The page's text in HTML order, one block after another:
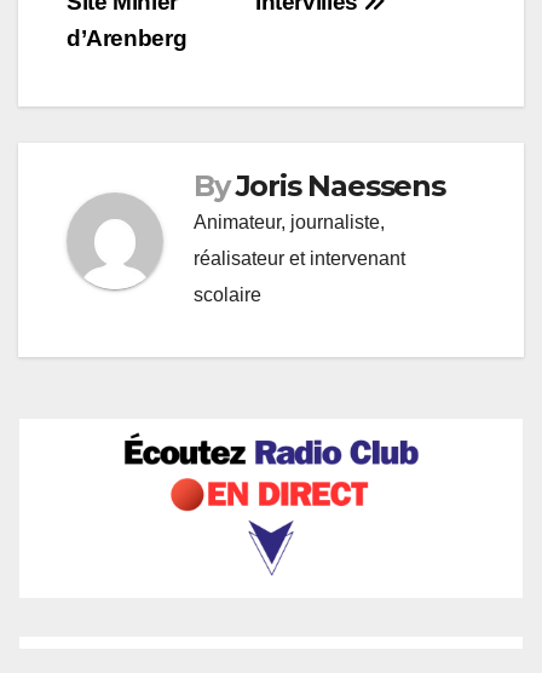
d’Arenberg
ByJoris Naessens
Animateur, journaliste,
réalisateur et intervenant
scolaire